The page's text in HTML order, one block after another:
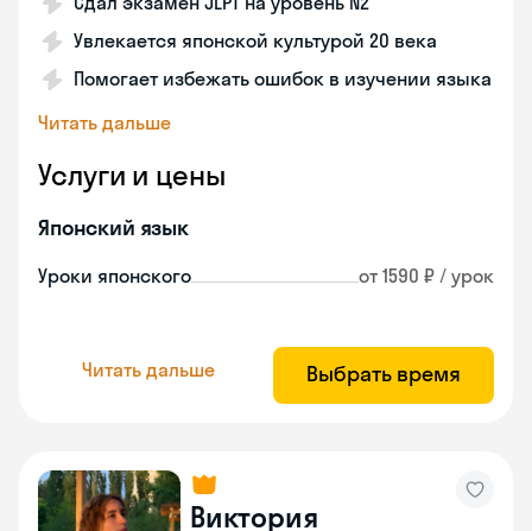
Увлекается японской культурой 20 века
Помогает избежать ошибок в изучении языка
Читать дальше
Услуги и цены
Японский язык
Уроки японского от 1590 ₽ / урок
Читать дальше Выбрать время
Виктория